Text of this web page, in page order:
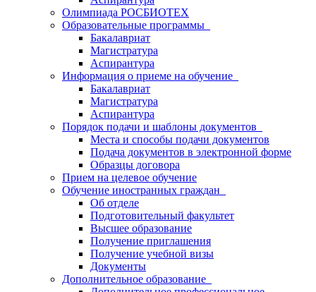
Олимпиада РОСБИОТЕХ
Образовательные программы
Бакалавриат
Магистратура
Аспирантура
Информация о приеме на обучение
Бакалавриат
Магистратура
Аспирантура
Порядок подачи и шаблоны документов
Места и способы подачи документов
Подача документов в электронной форме
Образцы договора
Прием на целевое обучение
Обучение иностранных граждан
Об отделе
Подготовительный факультет
Высшее образование
Получение приглашения
Получение учебной визы
Документы
Дополнительное образование